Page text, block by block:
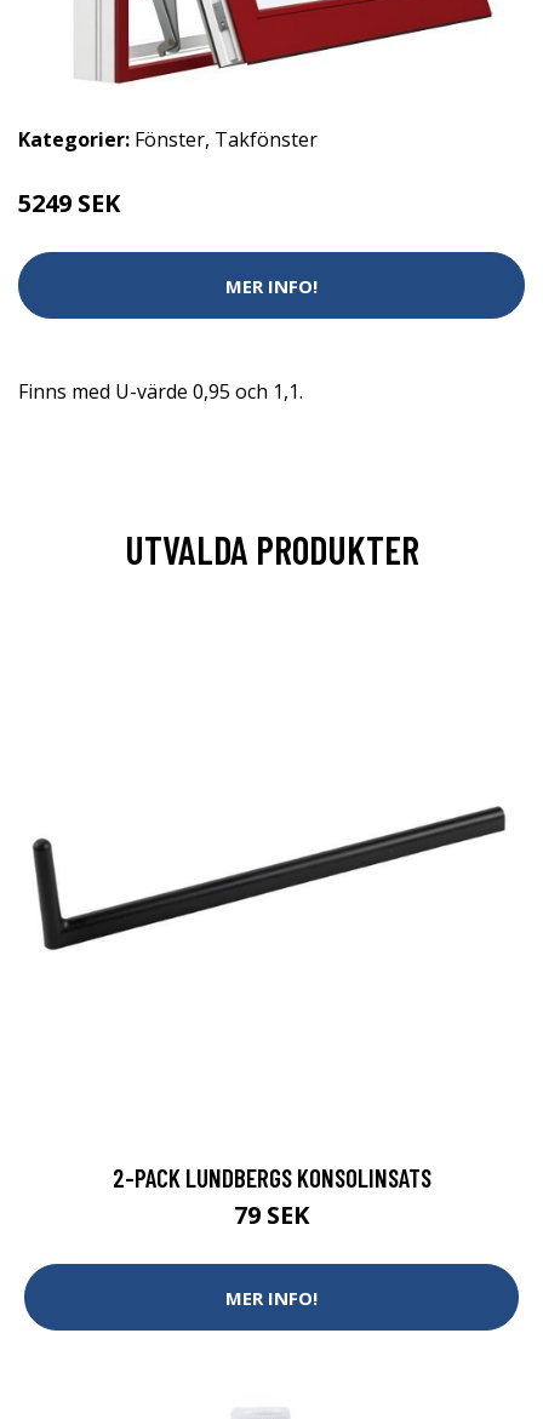
Kategorier: Fönster, Takfönster
5249 SEK
MER INFO!
Finns med U-värde 0,95 och 1,1.
UTVALDA PRODUKTER
2-PACK LUNDBERGS KONSOLINSATS
79 SEK
MER INFO!